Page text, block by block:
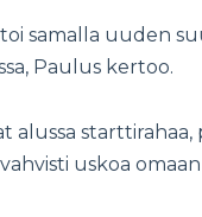
samalla uuden
Paulus kertoo.
uskoa